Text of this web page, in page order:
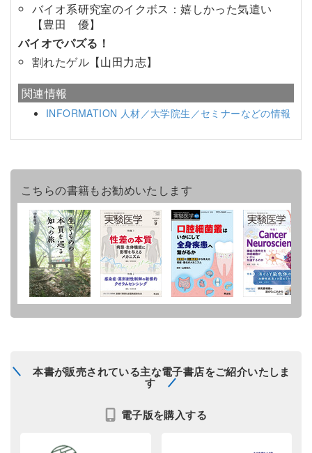
バイオ系研究室のイクボス：嬉しかった気遣い
【豊田 優】
バイオでパズる！
割れたゲル【山田力志】
関連情報
INFORMATION 人材／大学院生／セミナーなどの情報
こちらの書籍もお勧めいたします
本書が販売されている主な電子書店をご紹介いたしま
す
電子版を購入する